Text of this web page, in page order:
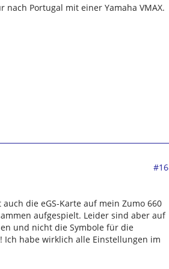
Portugal mit einer Yamaha VMAX.
die eGS-Karte auf mein Zumo 660
aufgespielt. Leider sind aber auf
und nicht die Symbole für die
Ich habe wirklich alle Einstellungen im